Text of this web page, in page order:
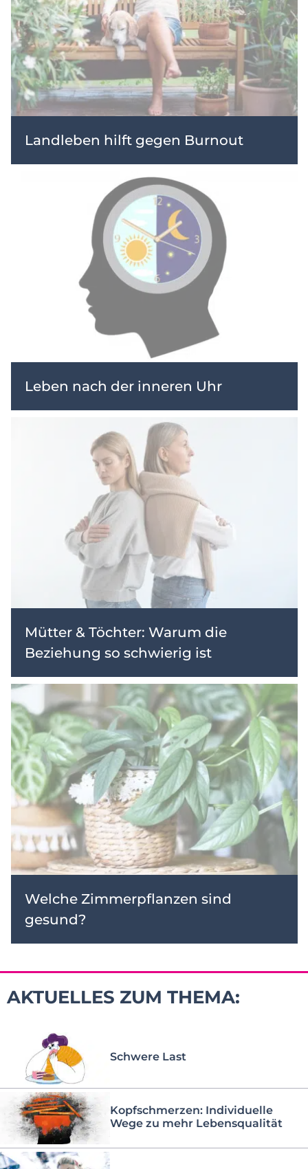
Landleben hilft gegen Burnout
Leben nach der inneren Uhr
Mütter & Töchter: Warum die
Beziehung so schwierig ist
Welche Zimmerpflanzen sind
gesund?
AKTUELLES ZUM THEMA:
Schwere Last
Kopfschmerzen: Individuelle
Wege zu mehr Lebensqualität